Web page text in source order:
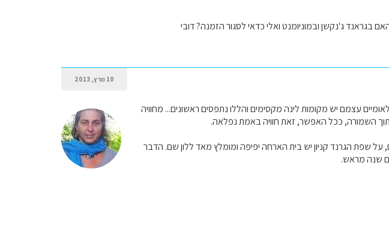
בגראנד ג'נקשן ובמוניומנט ואלי כדאי לסגור הזמנה? דובי
10 מרץ, 2013
עצמם יש מקומות לינה מקסימים והללו נתפסים ראשונים... מחוויה
השמורה, ככל האפשר, זאת חוויה באמת נפלאה.
שפת הגרנד קניון יש בית הארחה יפיפה ומומלץ מאד ללון שם. הדבר
שנה מראש.